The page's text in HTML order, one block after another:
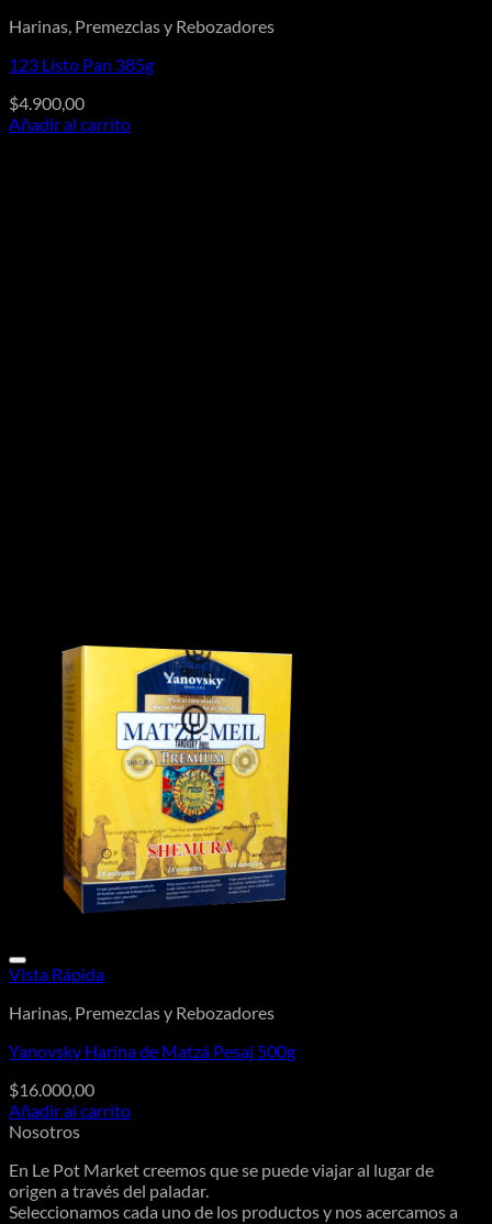
Harinas, Premezclas y Rebozadores
123 Listo Pan 385g
$4.900,00
Añadir al carrito
Vista Rápida
Harinas, Premezclas y Rebozadores
Yanovsky Harina de Matzá Pesaj 500g
$16.000,00
Añadir al carrito
Nosotros
En Le Pot Market creemos que se puede viajar al lugar de
origen a través del paladar.
Seleccionamos cada uno de los productos y nos acercamos a